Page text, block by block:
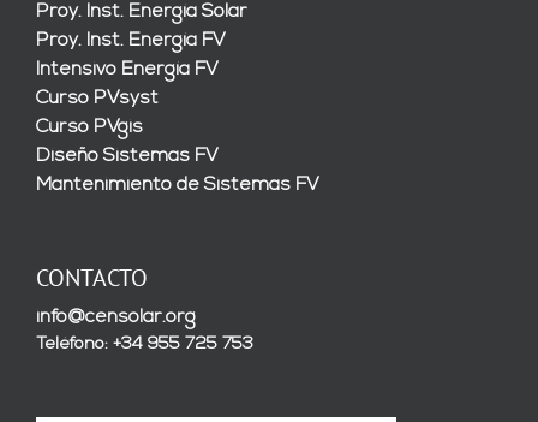
Proy. Inst. Energía Solar
Proy. Inst. Energía FV
Intensivo Energía FV
Curso PVsyst
Curso PVgis
Diseño Sistemas FV
Mantenimiento de Sistemas FV
CONTACTO
info@censolar.org
Teléfono: +34 955 725 753